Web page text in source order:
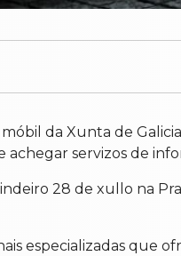
da Xunta de
servizos de
28 de xullo na
especializadas que